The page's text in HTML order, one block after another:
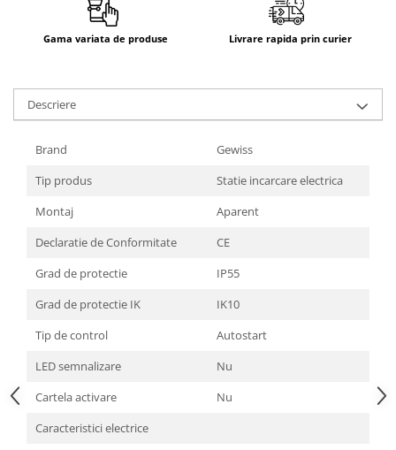
Gama variata de produse Livrare rapida prin curier
Descriere
Brand
Gewiss
Tip produs
Statie incarcare electrica
Montaj
Aparent
Declaratie de Conformitate
CE
Grad de protectie
IP55
Grad de protectie IK
IK10
Tip de control
Autostart
LED semnalizare
Nu
Cartela activare
Nu
Caracteristici electrice